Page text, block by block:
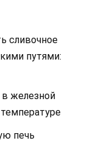
сливочное
путями:
железной
печь